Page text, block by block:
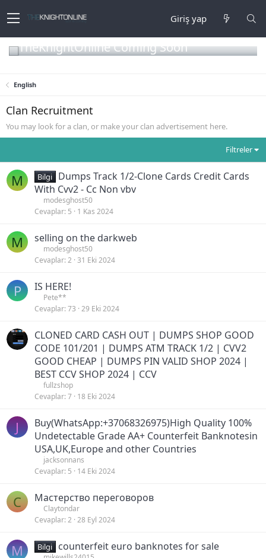
Giriş yap
TheKnightOnline Coming Soon
English
Clan Recruitment
You may look for a clan, or make your clan advertisement here.
Filtreler
M Bilgi
Dumps Track 1/2-Clone Cards Credit Cards
With Cvv2 - Cc Non vbv
modesghost50
Cevaplar 5 1 Kas 2024
M selling on the darkweb
modesghost50
Cevaplar 2 31 Eki 2024
P IS HERE!
Pete**
Cevaplar 73 29 Eki 2024
CLONED CARD CASH OUT | DUMPS SHOP GOOD
CODE 101/201 | DUMPS ATM TRACK 1/2 | CVV2
GOOD CHEAP | DUMPS PIN VALID SHOP 2024 |
BEST CCV SHOP 2024 | CCV
fullzshop
Cevaplar 7 18 Eki 2024
J
Buy(WhatsApp:+37068326975)High Quality 100%
Undetectable Grade AA+ Counterfeit Banknotesin
USA,UK,Europe and other Countries
jacksonnans
Cevaplar 5 14 Eki 2024
C Мастерство переговоров
Claytondar
Cevaplar 2 28 Eyl 2024
M Bilgi counterfeit euro banknotes for sale